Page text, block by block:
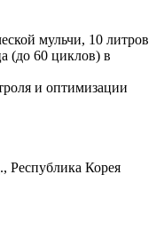
мульчи, 10 литров
(до 60 циклов) в
и оптимизации
Республика Корея